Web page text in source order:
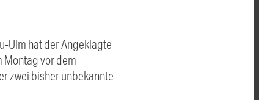
Ulm hat der Angeklagte
Montag vor dem
zwei bisher unbekannte